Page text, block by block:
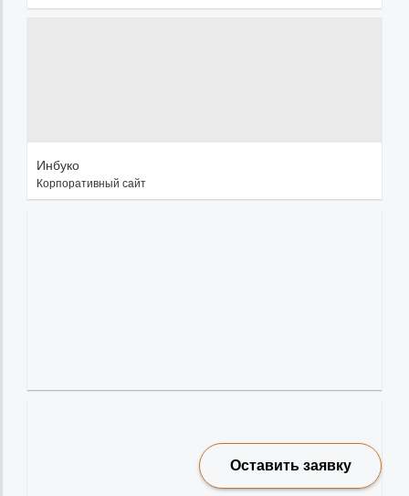
Инбуко
Корпоративный сайт
Оставить заявку